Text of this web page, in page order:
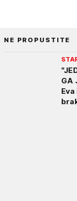
NE PROPUSTITE
GA